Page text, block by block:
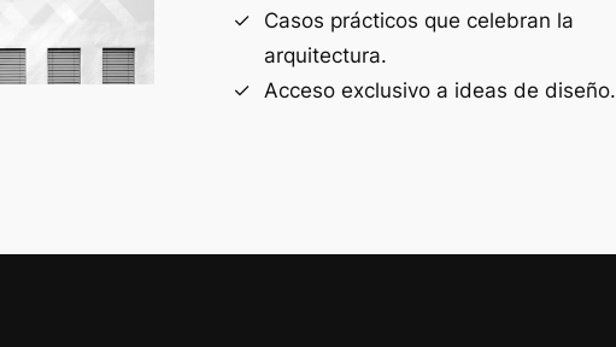
Casos prácticos que celebran la
arquitectura.
Acceso exclusivo a ideas de diseño.